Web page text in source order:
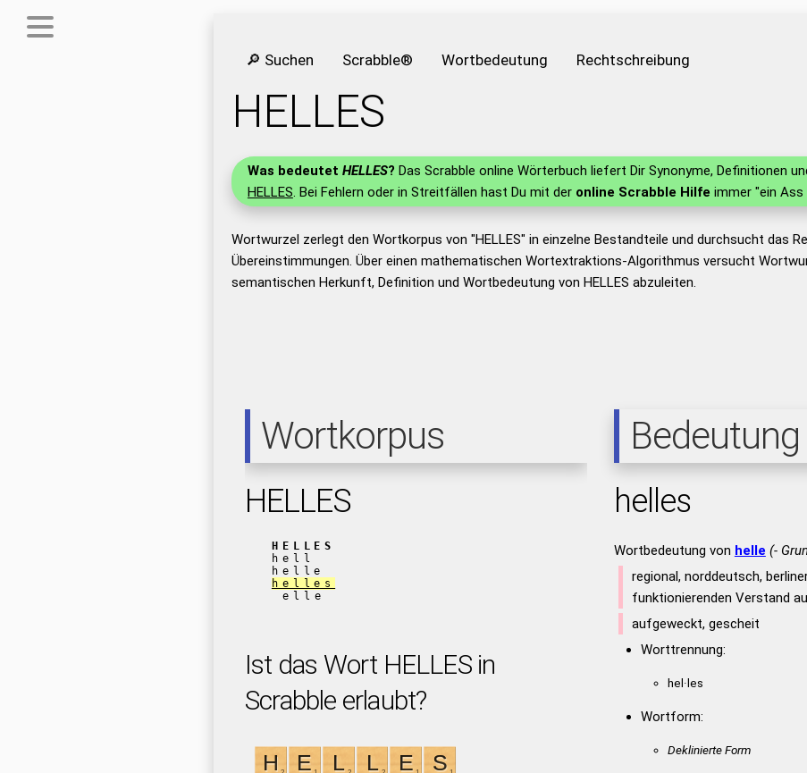
🔎 Suchen Scrabble® Wortbedeutung Rechtschreibung
HELLES
Was bedeutet HELLES? Das Scrabble online Wörterbuch liefert Dir Synonyme, Definitionen
HELLES. Bei Fehlern oder in Streitfällen hast Du mit der online Scrabble Hilfe immer "ein Ass
Wortwurzel zerlegt den Wortkorpus von "HELLES" in einzelne Bestandteile und durchsucht das
Übereinstimmungen. Über einen mathematischen Wortextraktions-Algorithmus versucht
semantischen Herkunft, Definition und Wortbedeutung von HELLES abzuleiten.
Wortkorpus
HELLES
HELLES
hell
helle
helles
elle
Ist das Wort HELLES in
Scrabble erlaubt?
Bedeutung
helles
Wortbedeutung von helle (-
regional, norddeutsch,
funktionierenden Verstand
aufgeweckt, gescheit
Worttrennung:
hel·les
Wortform:
Deklinierte Form